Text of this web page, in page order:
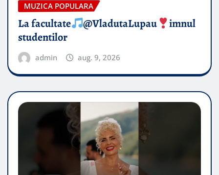
MUZICA POPULARA
La facultate @VladutaLupau
imnul
studentilor
admin aug. 9, 2026